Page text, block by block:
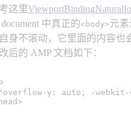
这里
中真正的<body>元
身不滚动，它里面的内容也
后的 AMP 文档如下：
"overflow-y: auto; -
head>